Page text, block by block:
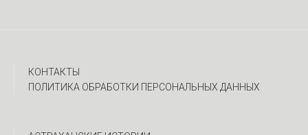
КОНТАКТЫ
ПОЛИТИКА ОБРАБОТКИ ПЕРСОНАЛЬНЫХ ДАННЫХ